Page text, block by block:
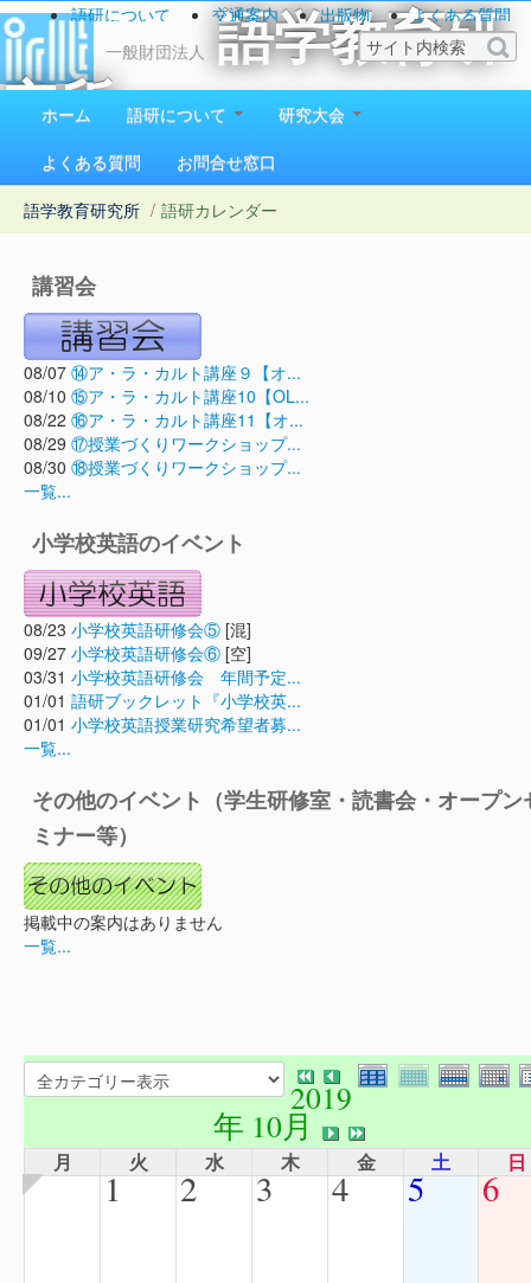
一般財団法人
語学教育研
究所
1923（大正12）年創立
語研について 交通案内 出版物
よくある質問
お問い合わせ
ホーム 語研について
研究大会
よくある質問
お問合せ窓口
語学教育研究所 / 語研カレンダー
講習会
08/07 ⑭ア・ラ・カルト講座９【オ...
08/10 ⑮ア・ラ・カルト講座10【OL...
08/22 ⑯ア・ラ・カルト講座11【オ...
08/29 ⑰授業づくりワークショップ...
08/30 ⑱授業づくりワークショップ...
一覧...
小学校英語のイベント
08/23 小学校英語研修会⑤ [混]
09/27 小学校英語研修会⑥ [空]
03/31 小学校英語研修会 年間予定...
01/01 語研ブックレット『小学校英...
01/01 小学校英語授業研究希望者募...
一覧...
その他のイベント（学生研修室・読書会・オープン
ミナー等）
掲載中の案内はありません
一覧...
2019
年 10月
月 火 水 木 金 土 日
1 2 3 4 5 6